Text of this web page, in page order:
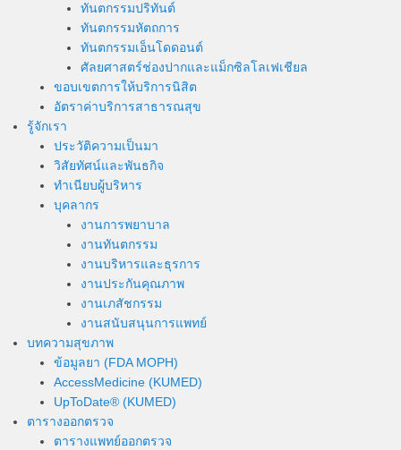
ทันตกรรมปริทันต์
ทันตกรรมหัตถการ
ทันตกรรมเอ็นโดดอนต์
ศัลยศาสตร์ช่องปากและแม็กซิลโลเฟเชียล
ขอบเขตการให้บริการนิสิต
อัตราค่าบริการสาธารณสุข
รู้จักเรา
ประวัติความเป็นมา
วิสัยทัศน์และพันธกิจ
ทำเนียบผู้บริหาร
บุคลากร
งานการพยาบาล
งานทันตกรรม
งานบริหารและธุรการ
งานประกันคุณภาพ
งานเภสัชกรรม
งานสนับสนุนการแพทย์
บทความสุขภาพ
ข้อมูลยา (FDA MOPH)
AccessMedicine (KUMED)
UpToDate® (KUMED)
ตารางออกตรวจ
ตารางแพทย์ออกตรวจ